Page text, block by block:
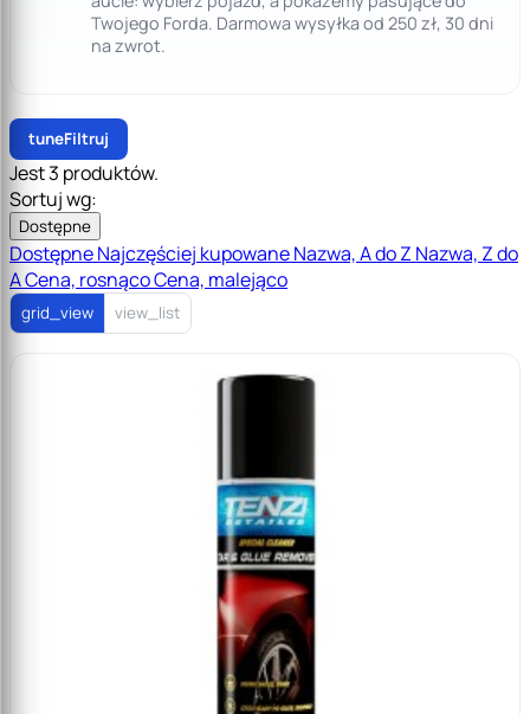
Twojego Forda. Darmowa wysyłka od 250 zł, 30 dni
na zwrot.
tuneFiltruj
Jest 3 produktów.
Sortuj wg:
Dostępne
DostępneNajczęściej kupowaneNazwa, A do Z Nazwa, Z do
ACena, rosnącoCena, malejąco
grid_view view_list